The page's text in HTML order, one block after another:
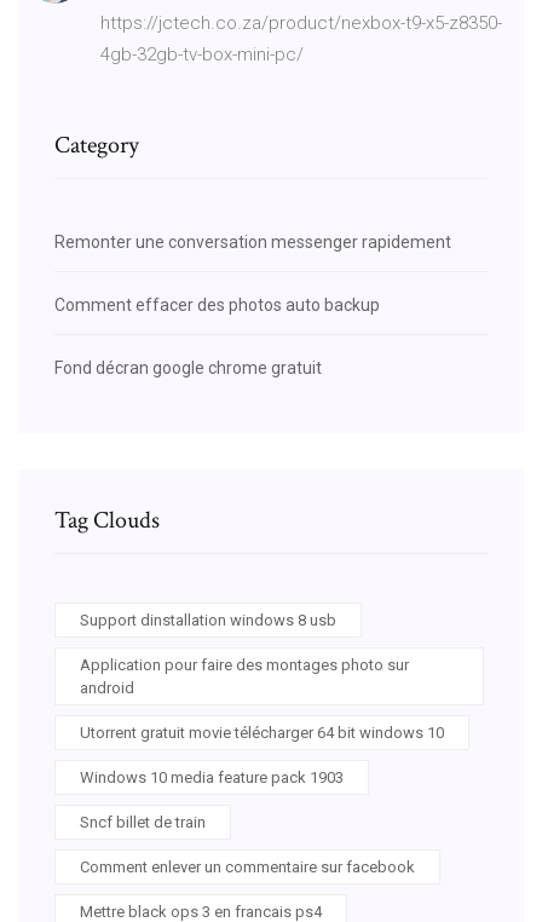
https://jctech.co.za/product/nexbox-t9-x5-z8350-
4gb-32gb-tv-box-mini-pc/
Category
Remonter une conversation messenger rapidement
Comment effacer des photos auto backup
Fond décran google chrome gratuit
Tag Clouds
Support dinstallation windows 8 usb
Application pour faire des montages photo sur
android
Utorrent gratuit movie télécharger 64 bit windows 10
Windows 10 media feature pack 1903
Sncf billet de train
Comment enlever un commentaire sur facebook
Mettre black ops 3 en francais ps4